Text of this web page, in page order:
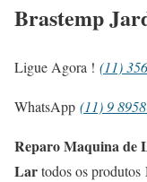
Brastemp
Ligue Agora ! (11)
WhatsApp (11) 9
Reparo Maquina de
Lartodos os produtos